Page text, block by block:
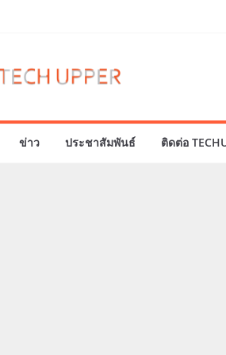
ข่าว ประชาสัมพันธ์ ติดต่อ